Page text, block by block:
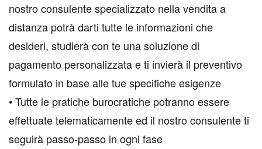
nostro consulente specializzato nella vendita a
distanza potrà darti tutte le informazioni che
desideri, studierà con te una soluzione di
pagamento personalizzata e ti invierà il preventivo
formulato in base alle tue specifiche esigenze
• Tutte le pratiche burocratiche potranno essere
effettuate telematicamente ed il nostro consulente ti
seguirà passo-passo in ogni fase